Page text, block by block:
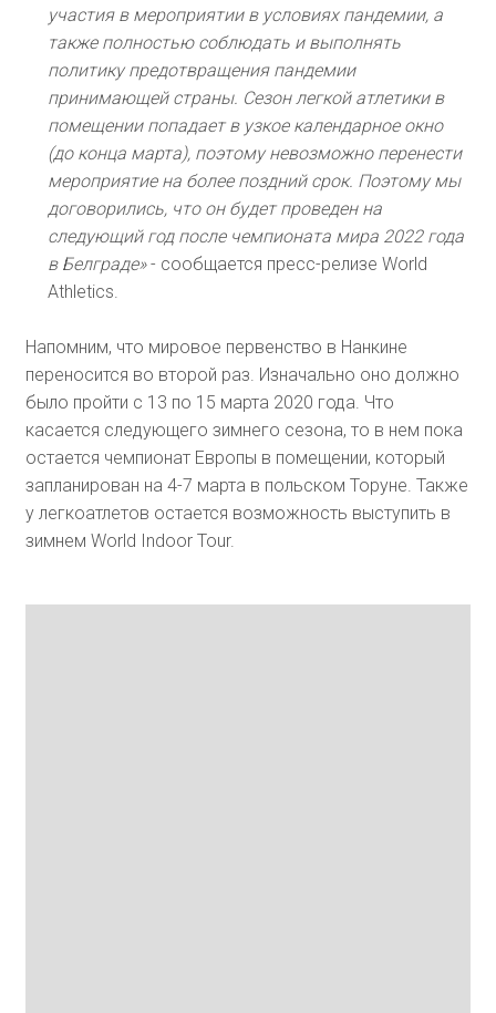
участия в мероприятии в условиях пандемии, а
также полностью соблюдать и выполнять
политику предотвращения пандемии
принимающей страны. Сезон легкой атлетики в
помещении попадает в узкое календарное окно
(до конца марта), поэтому невозможно перенести
мероприятие на более поздний срок. Поэтому мы
договорились, что он будет проведен на
следующий год после чемпионата мира 2022 года
в Белграде»- сообщается пресс-релизе World
Athletics.
Напомним, что мировое первенство в Нанкине
переносится во второй раз. Изначально оно должно
было пройти с 13 по 15 марта 2020 года. Что
касается следующего зимнего сезона, то в нем пока
остается чемпионат Европы в помещении, который
запланирован на 4-7 марта в польском Торуне. Также
у легкоатлетов остается возможность выступить в
зимнем World Indoor Tour.